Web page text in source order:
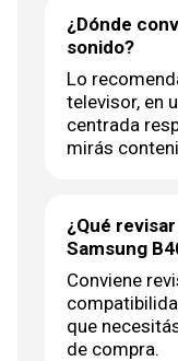
¿Dónde
sonido?
Lo
televisor, en
centrada
mirás
¿Qué
Samsung
Conviene
que
de compra.